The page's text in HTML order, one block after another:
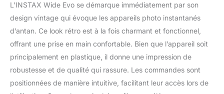
micro SD et
synchronisation avec le
smartphone pour la prise
de vue à distance
Imprimez à partir de
votre smartphone via
Bluetooth, enregistrez
des photos instax dans
vos favoris et publiez-les
L’INSTAX Wide Evo se démarque immédiatement par son
design vintage qui évoque les appareils photo instantanés
d’antan. Ce look rétro est à la fois charmant et fonctionnel,
offrant une prise en main confortable. Bien que l’appareil soit
principalement en plastique, il donne une impression de
robustesse et de qualité qui rassure. Les commandes sont
positionnées de manière intuitive, facilitant leur accès lors de